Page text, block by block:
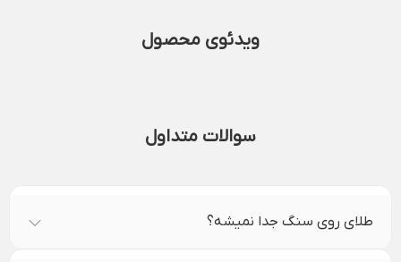
ویدئوی محصول
سوالات متداول
طلای روی سنگ جدا نمیشه؟